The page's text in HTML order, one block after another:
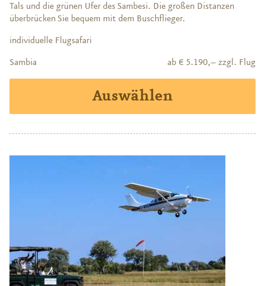
Tals und die grünen Ufer des Sambesi. Die großen Distanzen
überbrücken Sie bequem mit dem Buschflieger.
individuelle Flugsafari
Sambia ab € 5.190,– zzgl. Flug
Auswählen